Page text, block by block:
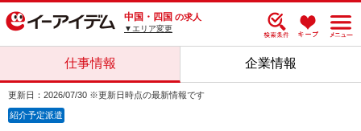
中国・四国 の求人
▼エリア変更
仕事情報 企業情報
更新日：2026/07/30 ※更新日時点の最新情報です
紹介予定派遣